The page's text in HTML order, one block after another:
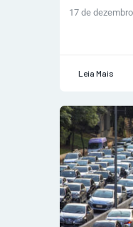
17 de
Leia Mais